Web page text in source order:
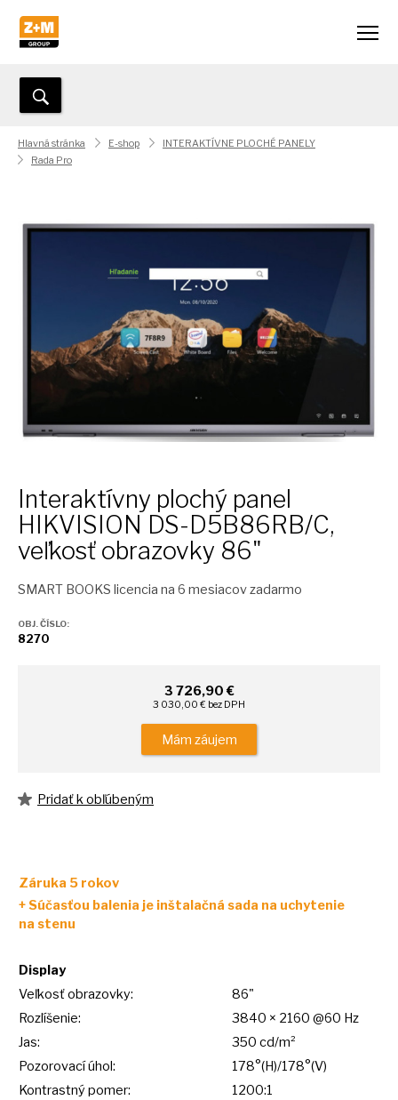
Hlavná stránka E-shop
INTERAKTÍVNE PLOCHÉ PANELY
Rada Pro
Interaktívny plochý panel
HIKVISION DS-D5B86RB/C,
veľkosť obrazovky 86"
SMART BOOKS licencia na 6 mesiacov zadarmo
OBJ. ČÍSLO:
8270
3 726,90 €
3 030,00 € bez DPH
Mám záujem
Pridať k obľúbeným
Záruka 5 rokov
+ Súčasťou balenia je inštalačná sada na uchytenie
na stenu
Display
Veľkosť obrazovky:
86"
Rozlíšenie:
3840 × 2160 @60 Hz
Jas:
350 cd/m²
Pozorovací úhol:
178°(H)/178°(V)
Kontrastný pomer:
1200:1